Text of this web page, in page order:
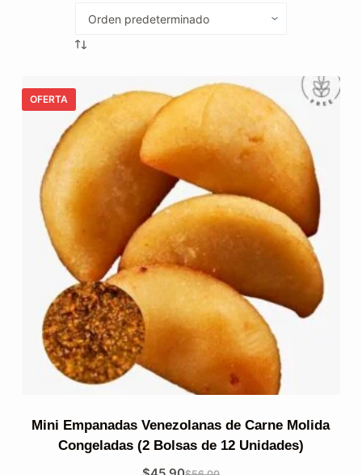
OFERTA
Mini Empanadas Venezolanas de Carne Molida
Congeladas (2 Bolsas de 12 Unidades)